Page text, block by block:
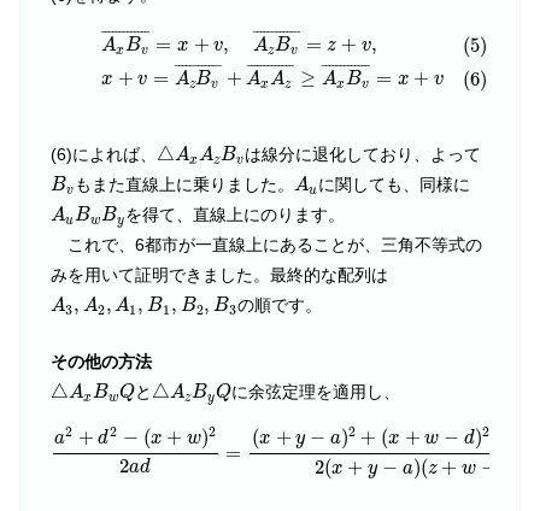
¯¯¯¯¯¯¯¯¯¯¯¯¯
AxBv = x + v, ¯¯¯¯¯¯¯¯¯¯¯¯
AzBv = z + v,
x + v = ¯¯¯¯¯¯¯¯¯¯¯¯
AzBv + ¯¯¯¯¯¯¯¯¯¯¯¯¯
AxAz ≥ ¯¯¯¯¯¯¯¯¯¯¯¯¯
AxBv = x + v
(5)
(6)
xBv¯=x =z+v,(6)
(6)によれば、 △AxAzBv
△ A A zB vは線分に退化しており、よって
Bv
Bv もまた直線上に乗りました。 Au
A
に関しても、同様に
AuBwBy
A Bw By を得て、直線上にのります。
これで、6都市が一直線上にあることが、三角不等式の
みを用いて証明できました。最終的な配列は
A3, A2, A1 , B1 , B2, B3
A A2 A1 B1 B2, 3 の順です。
その他の方法
△AxBwQ
△ A B wQと △AzByQ
△ A zB yQに余弦定理を適用し、
a2 + d2 − (x + w)2
2ad
=
(x + y − a)2 + (x + w − d)2
2(x + y − a)(z + w −
2 2− +w ad= +y +w d) 22(